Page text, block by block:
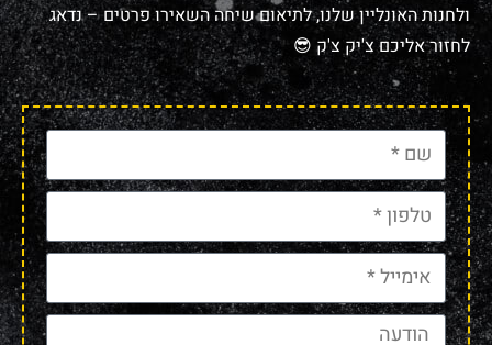
ולחנות האונליין שלנו, לתיאום שיחה השאירו פרטים – נדאג
לחזור אליכם צ'יק צ'ק 😎